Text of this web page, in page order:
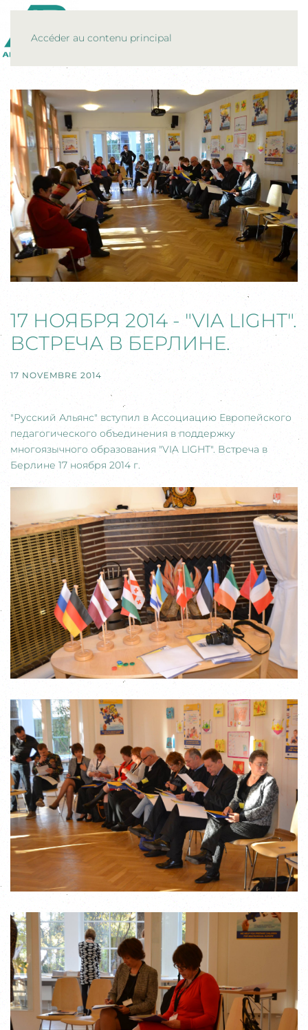
Accéder au contenu principal
17 НОЯБРЯ 2014 - "VIA LIGHТ".
ВСТРЕЧА В БЕРЛИНЕ.
17 NOVEMBRE 2014
"Русский Альянс" вступил в Ассоциацию Европейского
педагогического объединения в поддержку
многоязычного образования "VIA LIGHТ". Встреча в
Берлине 17 ноября 2014 г.